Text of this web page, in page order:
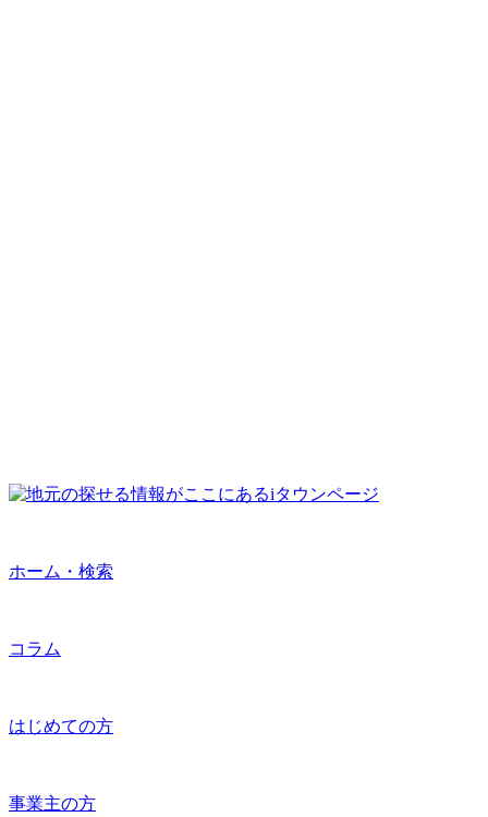
ホーム・検索
コラム
はじめての方
事業主の方